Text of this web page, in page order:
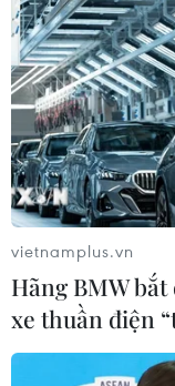
vietnamplus.vn
Hãng BMW
xe thuần điện